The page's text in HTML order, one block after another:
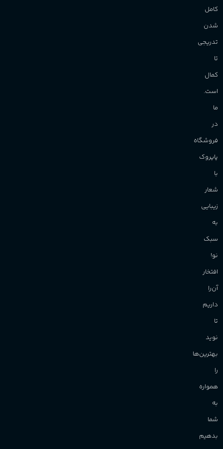
کامل
شدن
تدریجی
تا
کمال
است.
ما
در
فروشگاه
پاپروک
با
شعار
زیبایی
به
سبک
نو!
افتخار
آن‌را
داریم
تا
نوید
بهترین‌ها
را
همواره
به
شما
بدهیم